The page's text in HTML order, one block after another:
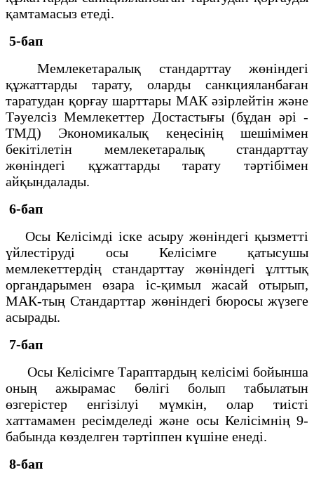
қамтамасыз етеді.
5-бап
Мемлекетаралық стандарттау жөніндегі
құжаттарды тарату, оларды санкцияланбаған
таратудан қорғау шарттары МАК әзірлейтін және
Тәуелсіз Мемлекеттер Достастығы (бұдан әрі -
ТМД) Экономикалық кеңесінің шешімімен
бекітілетін мемлекетаралық стандарттау
жөніндегі құжаттарды тарату тәртібімен
айқындалады.
6-бап
Осы Келісімді іске асыру жөніндегі қызметті
үйлестіруді осы Келісімге қатысушы
мемлекеттердің стандарттау жөніндегі ұлттық
органдарымен өзара іс-қимыл жасай отырып,
МАК-тың Стандарттар жөніндегі бюросы жүзеге
асырады.
7-бап
Осы Келісімге Тараптардың келісімі бойынша
оның ажырамас бөлігі болып табылатын
өзгерістер енгізілуі мүмкін, олар тиісті
хаттамамен ресімделеді және осы Келісімнің 9-
бабында көзделген тәртіппен күшіне енеді.
8-бап